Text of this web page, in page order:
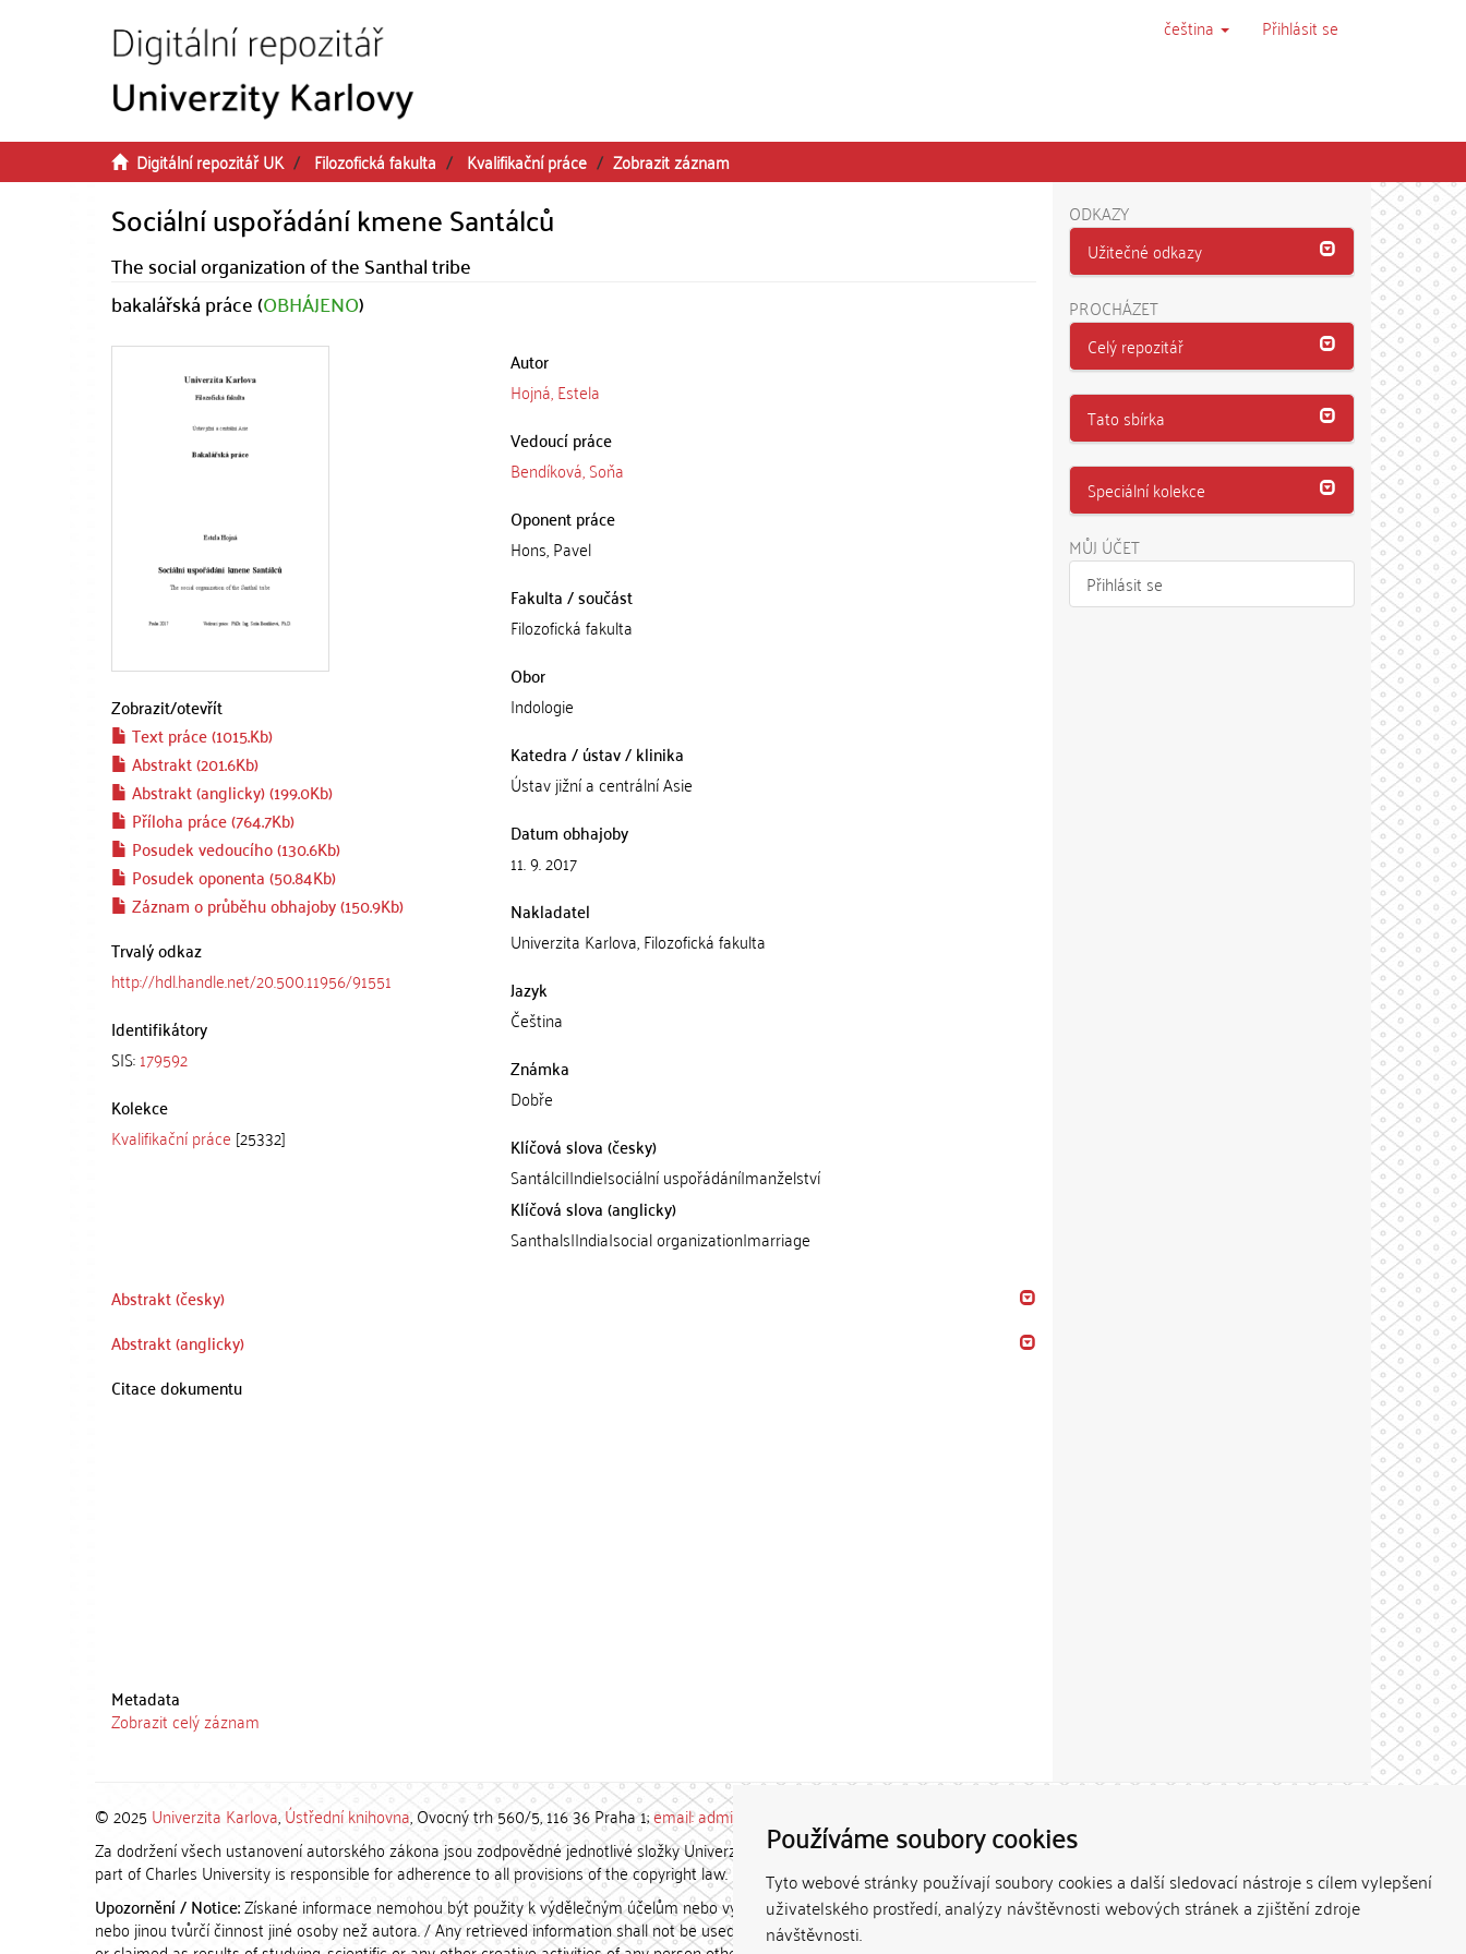
Používáme soubory cookies
Tyto webové stránky používají soubory cookies a další sledovací nástroje s cílem vylepšení
uživatelského prostředí, analýzy návštěvnosti webových stránek a zjištění zdroje
návštěvnosti.
čeština Přihlásit se
Digitální repozitář UK Filozofická fakulta Kvalifikační práce Zobrazit záznam
Sociální uspořádání kmene Santálců
The social organization of the Santhal tribe
bakalářská práce (OBHÁJENO)
Zobrazit/otevřít
Text práce (1015.Kb)
Abstrakt (201.6Kb)
Abstrakt (anglicky) (199.0Kb)
Příloha práce (764.7Kb)
Posudek vedoucího (130.6Kb)
Posudek oponenta (50.84Kb)
Záznam o průběhu obhajoby (150.9Kb)
Trvalý odkaz
http://hdl.handle.net/20.500.11956/91551
Identifikátory
SIS:179592
Kolekce
Kvalifikační práce [25332]
Autor
Hojná, Estela
Vedoucí práce
Bendíková, Soňa
Oponent práce
Hons, Pavel
Fakulta / součást
Filozofická fakulta
Obor
Indologie
Katedra / ústav / klinika
Ústav jižní a centrální Asie
Datum obhajoby
11. 9. 2017
Nakladatel
Univerzita Karlova, Filozofická fakulta
Jazyk
Čeština
Známka
Dobře
Klíčová slova (česky)
Santálci|Indie|sociální uspořádání|manželství
Klíčová slova (anglicky)
Santhals|India|social organization|marriage
Abstrakt (česky)
Abstrakt (anglicky)
Citace dokumentu
Metadata
Zobrazit celý záznam
ODKAZY
Užitečné odkazy
PROCHÁZET
Celý repozitář
Tato sbírka
Speciální kolekce
MŮJ ÚČET
Přihlásit se
© 2025 Univerzita Karlova,Ústřední knihovna, Ovocný trh 560/5, 116 36 Praha 1;email: admin-repozitar [at] cuni.cz
Za dodržení všech ustanovení autorského zákona jsou zodpovědné jednotlivé složky Univerzity Karlovy. / Each constituent
part of Charles University is responsible for adherence to all provisions of the copyright law.
Upozornění / Notice:Získané informace nemohou být použity k výdělečným účelům nebo vydávány za studijní, vědeckou
nebo jinou tvůrčí činnost jiné osoby než autora. / Any retrieved information shall not be used for any commercial purposes